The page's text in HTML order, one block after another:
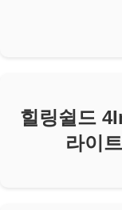
힐링쉴드
라이